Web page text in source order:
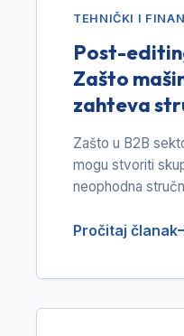
TEHNIČKI I
Post-
Zašto
zahteva
Zašto u B2B
mogu stvoriti
neophodna
Pročitaj članak